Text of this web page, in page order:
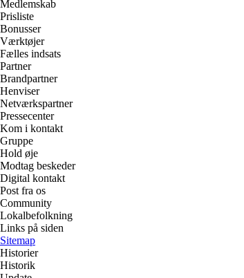
Medlemskab
Prisliste
Bonusser
Værktøjer
Fælles indsats
Partner
Brandpartner
Henviser
Netværkspartner
Pressecenter
Kom i kontakt
Gruppe
Hold øje
Modtag beskeder
Digital kontakt
Post fra os
Community
Lokalbefolkning
Links på siden
Sitemap
Historier
Historik